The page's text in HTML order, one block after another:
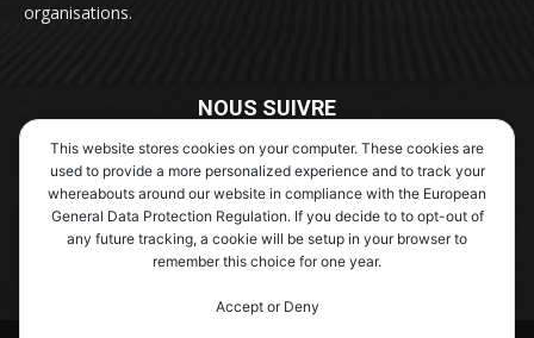
organisations.
NOUS SUIVRE
This website stores cookies on your computer. These cookies are
used to provide a more personalized experience and to track your
whereabouts around our website in compliance with the European
General Data Protection Regulation. If you decide to to opt-out of
any future tracking, a cookie will be setup in your browser to
remember this choice for one year.
Accept or Deny